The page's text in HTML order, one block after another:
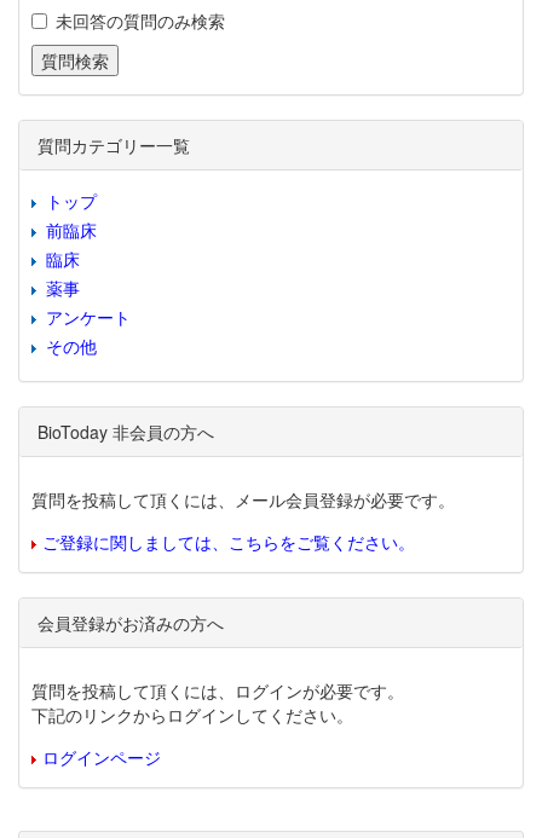
未回答の質問のみ検索
質問カテゴリー一覧
トップ
前臨床
臨床
薬事
アンケート
その他
BioToday 非会員の方へ
質問を投稿して頂くには、メール会員登録が必要です。
ご登録に関しましては、こちらをご覧ください。
会員登録がお済みの方へ
質問を投稿して頂くには、ログインが必要です。
下記のリンクからログインしてください。
ログインページ